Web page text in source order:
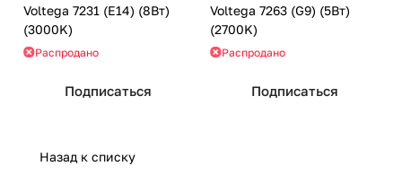
Voltega 7231 (E14) (8Вт)
(3000K)
Распродано
Подписаться
Voltega 7263 (G9) (5Вт)
(2700K)
Распродано
Подписаться
Назад к списку